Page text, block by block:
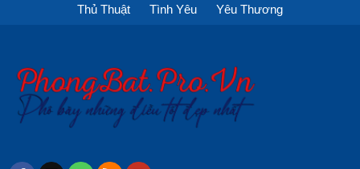
Thủ Thuật Tình Yêu Yêu Thương